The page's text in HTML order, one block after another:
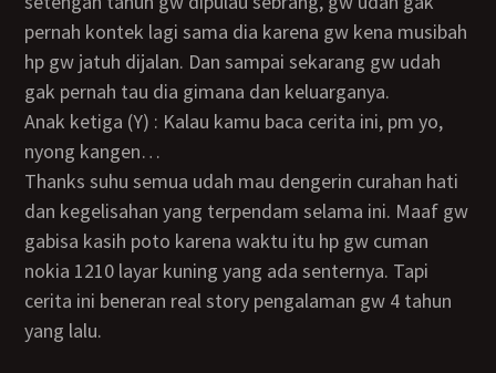
pernah kontek lagi sama dia karena gw kena musibah
hp gw jatuh dijalan. Dan sampai sekarang gw udah
gak pernah tau dia gimana dan keluarganya.
Anak ketiga (Y) : Kalau kamu baca cerita ini, pm yo,
nyong kangen…
Thanks suhu semua udah mau dengerin curahan hati
dan kegelisahan yang terpendam selama ini. Maaf gw
gabisa kasih poto karena waktu itu hp gw cuman
nokia 1210 layar kuning yang ada senternya. Tapi
cerita ini beneran real story pengalaman gw 4 tahun
yang lalu.